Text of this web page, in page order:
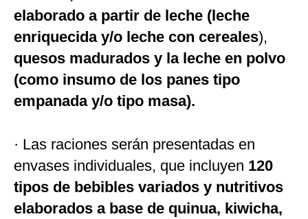
elaborado a partir de leche (leche
enriquecida y/o leche con cereales),
quesos madurados y la leche en polvo
(como insumo de los panes tipo
empanada y/o tipo masa).
· Las raciones serán presentadas en
envases individuales, que incluyen 120
tipos de bebibles variados y nutritivos
elaborados a base de quinua, kiwicha,